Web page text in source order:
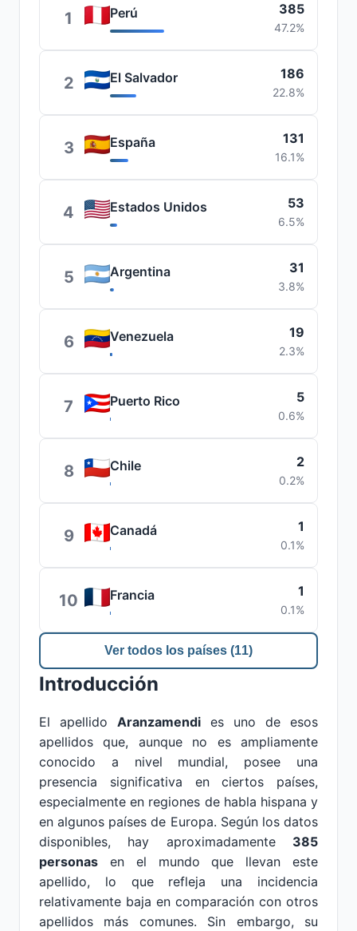
1 Perú 385
47.2%
2 El Salvador 186
22.8%
3 España 131
16.1%
4 Estados Unidos 53
6.5%
5 Argentina 31
3.8%
6 Venezuela 19
2.3%
7 Puerto Rico 5
0.6%
8 Chile 2
0.2%
9 Canadá 1
0.1%
10 Francia 1
0.1%
Ver todos los países (11)
Introducción
El apellido Aranzamendi es uno de esos
apellidos que, aunque no es ampliamente
conocido a nivel mundial, posee una
presencia significativa en ciertos países,
especialmente en regiones de habla hispana y
en algunos países de Europa. Según los datos
disponibles, hay aproximadamente 385
personas en el mundo que llevan este
apellido, lo que refleja una incidencia
relativamente baja en comparación con otros
apellidos más comunes. Sin embargo, su